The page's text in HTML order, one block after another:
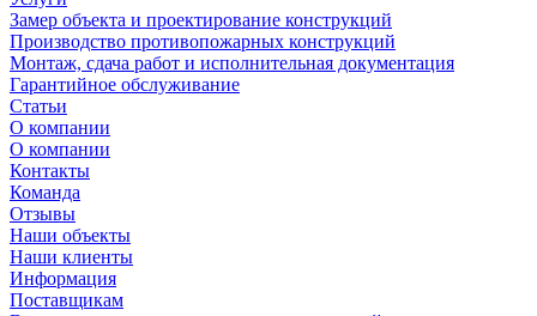
Замер объекта и проектирование конструкций
Производство противопожарных конструкций
Монтаж, сдача работ и исполнительная документация
Гарантийное обслуживание
Статьи
О компании
О компании
Контакты
Команда
Отзывы
Наши объекты
Наши клиенты
Информация
Поставщикам